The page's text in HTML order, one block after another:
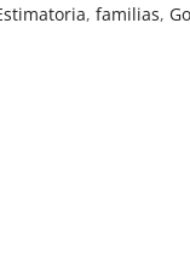
,familias,